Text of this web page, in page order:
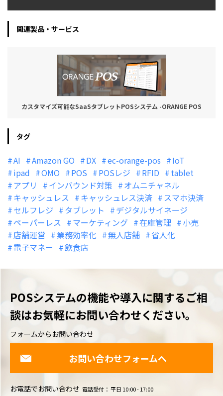
関連製品・サービス
カスタマイズ可能なSaaSタブレットPOSシステム -ORANGE POS
タグ
AI Amazon GO DX ec-orange-pos
IoT
ipad
OMO POS POSレジ RFID
tablet
アプリ
インバウンド対策
オムニチャネル
キャッシュレス
キャッシュレス決済
スマホ決済
セルフレジ
タブレット
デジタルサイネージ
ペーパーレス
マーケティング 在庫管理
小売
店舗運営
業務効率化 無人店舗
省人化
電子マネー
飲食店
POSシステムの機能や導入に関するご相
談はお気軽にお問い合わせください。
フォームからお問い合わせ
お問い合わせフォームへ
お電話でお問い合わせ 電話受付： 平日 10:00 - 17:00